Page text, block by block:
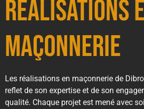
Réalisations
Maçonnerie
Les réalisations en maçonnerie de
reflet de son expertise et de son
qualité. Chaque projet est mené avec